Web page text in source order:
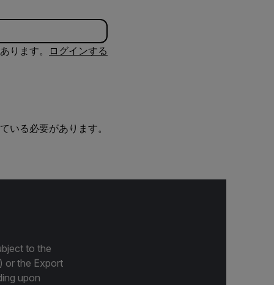
ります。
ログインする
いる必要があります。
to the
or the Export
upon